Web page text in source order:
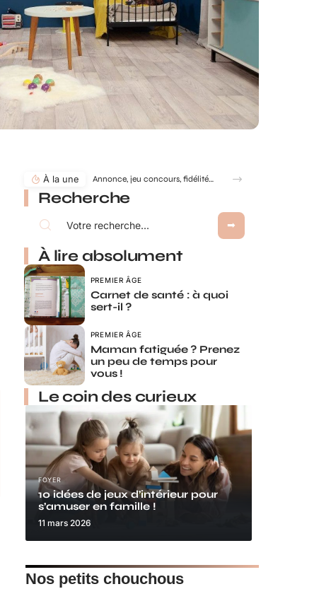
À la une Annonce, jeu concours, fidélité… comment utiliser le jeu à gratter personnalisé ?
Recherche
À lire absolument
PREMIER ÂGE
Carnet de santé : à quoi
sert-il ?
PREMIER ÂGE
Maman fatiguée ? Prenez
un peu de temps pour
vous !
Le coin des curieux
FOYER
10 idées de jeux d’intérieur pour
s’amuser en famille !
11 mars 2026
Nos petits chouchous